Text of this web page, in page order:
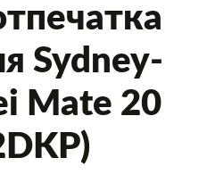
Sydney-
Mate 20